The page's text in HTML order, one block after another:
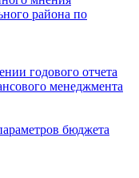
района по
годового отчета
менеджмента
бюджета